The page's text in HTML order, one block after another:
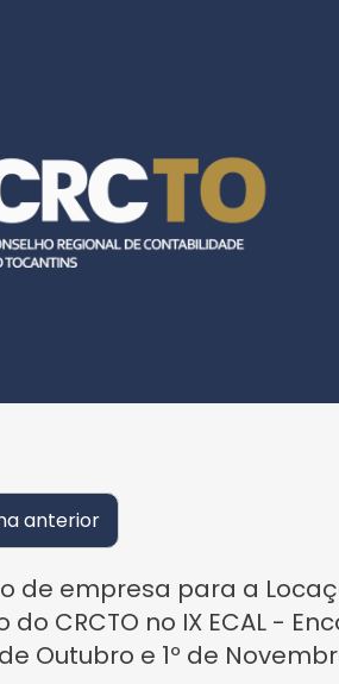
anterior
de empresa para a
CRCTO no IX ECAL -
de Outubro e 1º de